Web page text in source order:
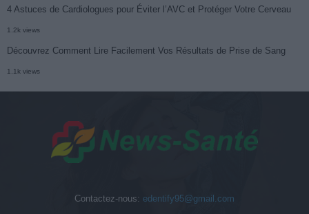
4 Astuces de Cardiologues pour Éviter l’AVC et Protéger Votre Cerveau
1.2k views
Découvrez Comment Lire Facilement Vos Résultats de Prise de Sang
1.1k views
Contactez-nous: edentify95@gmail.com